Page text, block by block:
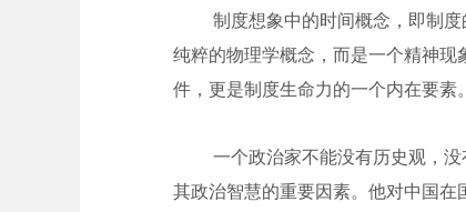
制度想象中的时间概念，即制
纯粹的物理学概念，而是一个精神
件，更是制度生命力的一个内在要素。
一个政治家不能没有历史观，
其政治智慧的重要因素。他对中国